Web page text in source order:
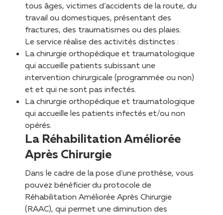
tous âges, victimes d’accidents de la route, du
travail ou domestiques, présentant des
fractures, des traumatismes ou des plaies.
Le service réalise des activités distinctes :
La chirurgie orthopédique et traumatologique
qui accueille patients subissant une
intervention chirurgicale (programmée ou non)
et et qui ne sont pas infectés.
La chirurgie orthopédique et traumatologique
qui accueille les patients infectés et/ou non
opérés.
La Réhabilitation Améliorée
Après Chirurgie
Dans le cadre de la pose d’une prothèse, vous
pouvez bénéficier du protocole de
Réhabilitation Améliorée Après Chirurgie
(RAAC), qui permet une diminution des